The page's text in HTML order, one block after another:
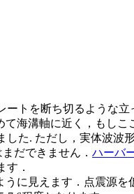
トを断ち切るような
海溝軸に近く，もし
た. ただし，実体波波
だできません． ハーバ
す．
に見えます．点震源を